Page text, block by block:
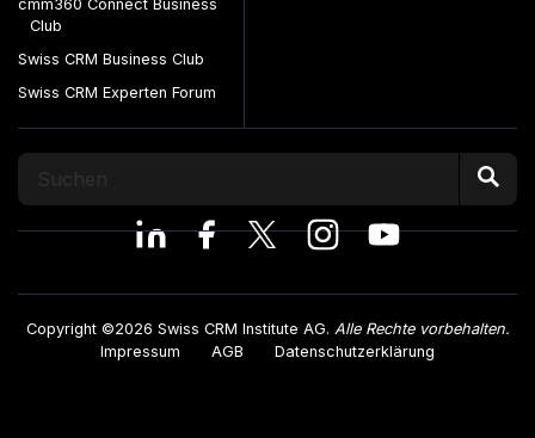
cmm360 Connect Business
Club
Swiss CRM Business Club
Swiss CRM Experten Forum
Copyright ©2026 Swiss CRM Institute AG. Alle Rechte vorbehalten.
Impressum
AGB Datenschutzerklärung